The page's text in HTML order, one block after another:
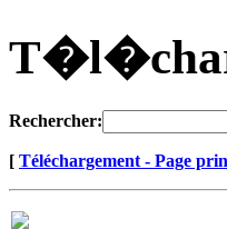
Rechercher:
[ Téléchargement - Page